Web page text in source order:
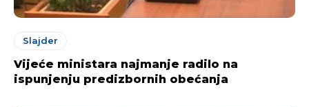
Slajder
Vijeće ministara najmanje radilo na
ispunjenju predizbornih obećanja